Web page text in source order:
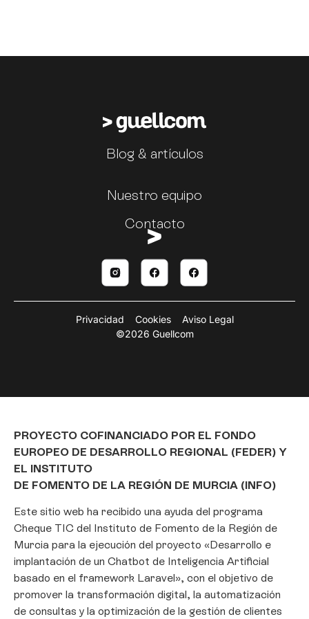
Blog & artículos
Nuestro equipo
Contacto
©2026 Guellcom
Privacidad Cookies Aviso Legal
PROYECTO COFINANCIADO POR EL FONDO
EUROPEO DE DESARROLLO REGIONAL (FEDER) Y
EL INSTITUTO
DE FOMENTO DE LA REGIÓN DE MURCIA (INFO)
Este sitio web ha recibido una ayuda del programa
Cheque TIC del Instituto de Fomento de la Región de
Murcia para la ejecución del proyecto «Desarrollo e
implantación de un Chatbot de Inteligencia Artificial
basado en el framework Laravel», con el objetivo de
promover la transformación digital, la automatización
de consultas y la optimización de la gestión de clientes